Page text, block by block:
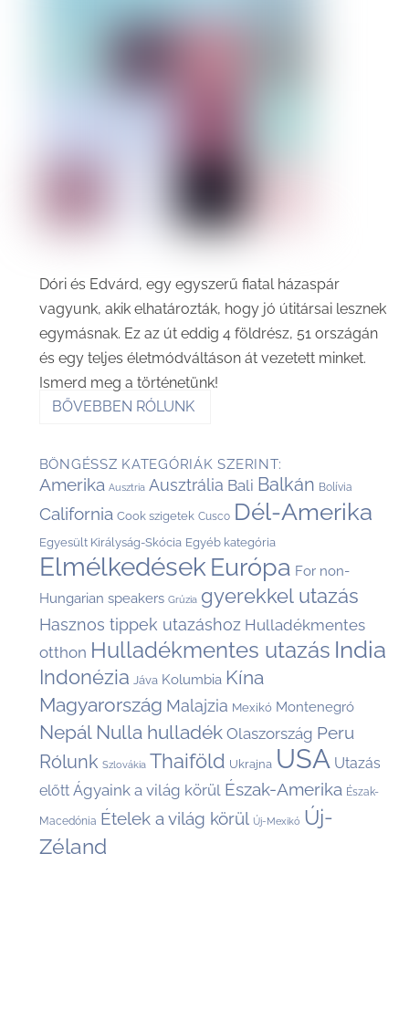
Dóri és Edvárd, egy egyszerű fiatal házaspár
vagyunk, akik elhatározták, hogy jó útitársai lesznek
egymásnak. Ez az út eddig 4 földrész, 51 országán
és egy teljes életmódváltáson át vezetett minket.
Ismerd meg a történetünk!
BŐVEBBEN RÓLUNK
BÖNGÉSSZ KATEGÓRIÁK SZERINT:
Amerika Ausztria Ausztrália Bali Balkán Bolívia
California Cook szigetek Cusco Dél-Amerika
Egyesült Királyság-Skócia Egyéb kategória
Elmélkedések Európa For non-
Hungarian speakers Grúzia gyerekkel utazás
Hasznos tippek utazáshoz Hulladékmentes
otthon Hulladékmentes utazás India
Indonézia Jáva Kolumbia Kína
Magyarország Malajzia Mexikó Montenegró
Nepál Nulla hulladék Olaszország Peru
Rólunk Szlovákia Thaiföld Ukrajna USA Utazás
előtt Ágyaink a világ körül Észak-Amerika Észak-
Macedónia Ételek a világ körül Új-Mexikó Új-
Zéland